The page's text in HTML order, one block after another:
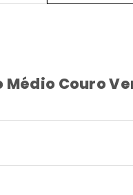
Médio Couro